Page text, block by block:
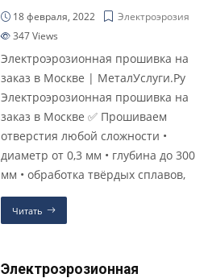
18 февраля, 2022
Электроэрозия
347Views
Электроэрозионная прошивка на
заказ в Москве | МеталУслуги.Ру
Электроэрозионная прошивка на
заказ в Москве ✅ Прошиваем
отверстия любой сложности •
диаметр от 0,3 мм • глубина до 300
мм • обработка твёрдых сплавов,
Читать
Электроэрозионная